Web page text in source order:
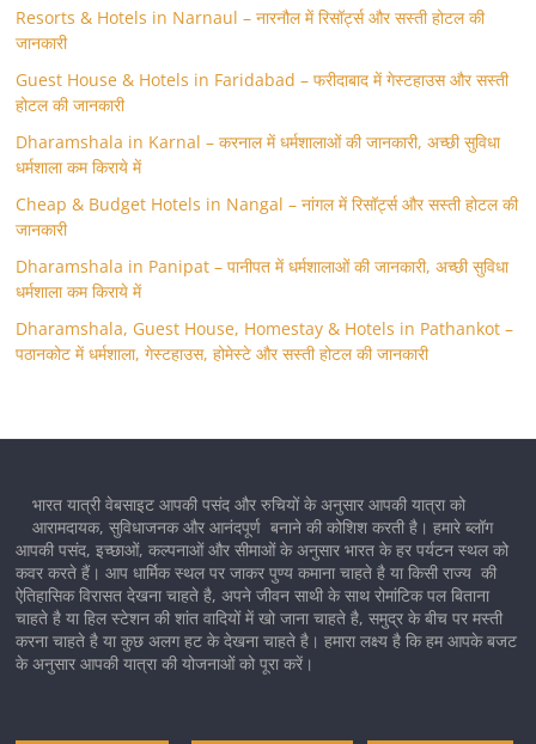
Resorts & Hotels in Narnaul – नारनौल में रिसॉर्ट्स और सस्ती होटल की
जानकारी
Guest House & Hotels in Faridabad – फरीदाबाद में गेस्टहाउस और सस्ती
होटल की जानकारी
Dharamshala in Karnal – करनाल में धर्मशालाओं की जानकारी, अच्छी सुविधा
धर्मशाला कम किराये में
Cheap & Budget Hotels in Nangal – नांगल में रिसॉर्ट्स और सस्ती होटल की
जानकारी
Dharamshala in Panipat – पानीपत में धर्मशालाओं की जानकारी, अच्छी सुविधा
धर्मशाला कम किराये में
Dharamshala, Guest House, Homestay & Hotels in Pathankot –
पठानकोट में धर्मशाला, गेस्टहाउस, होमेस्टे और सस्ती होटल की जानकारी
भारत यात्री वेबसाइट आपकी पसंद और रुचियों के अनुसार आपकी यात्रा को
आरामदायक, सुविधाजनक और आनंदपूर्ण बनाने की कोशिश करती है। हमारे ब्लॉग
आपकी पसंद, इच्छाओं, कल्पनाओं और सीमाओं के अनुसार भारत के हर पर्यटन स्थल को
कवर करते हैं। आप धार्मिक स्थल पर जाकर पुण्य कमाना चाहते है या किसी राज्य की
ऐतिहासिक विरासत देखना चाहते है, अपने जीवन साथी के साथ रोमांटिक पल बिताना
चाहते है या हिल स्टेशन की शांत वादियों में खो जाना चाहते है, समुद्र के बीच पर मस्ती
करना चाहते है या कुछ अलग हट के देखना चाहते है। हमारा लक्ष्य है कि हम आपके बजट
के अनुसार आपकी यात्रा की योजनाओं को पूरा करें।